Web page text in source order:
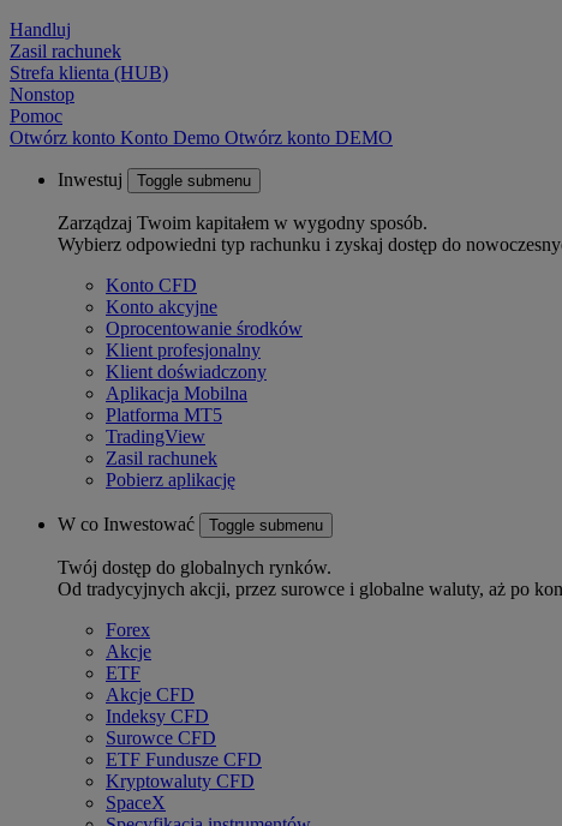
Handluj
Zasil rachunek
Strefa klienta (HUB)
Nonstop
Pomoc
Otwórz konto Konto Demo Otwórz konto DEMO
Inwestuj Toggle submenu
Zarządzaj Twoim kapitałem w wygodny sposób.
Wybierz odpowiedni typ rachunku i zyskaj dostęp do
Konto CFD
Konto akcyjne
Oprocentowanie środków
Klient profesjonalny
Klient doświadczony
Aplikacja Mobilna
Platforma MT5
TradingView
Zasil rachunek
Pobierz aplikację
W co Inwestować Toggle submenu
Twój dostęp do globalnych rynków.
Od tradycyjnych akcji, przez surowce i globalne waluty, aż po
Forex
Akcje
ETF
Akcje CFD
Indeksy CFD
Surowce CFD
ETF Fundusze CFD
Kryptowaluty CFD
SpaceX